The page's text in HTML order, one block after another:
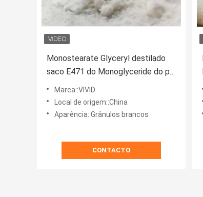
Monostearate Glyceryl destilado
saco E471 do Monoglyceride do pó
25kg dos emulsivos GMS DMG 40%
da padaria do produto comestível
Marca::VIVID
Local de origem::China
Aparência::Grânulos brancos
CONTACTO